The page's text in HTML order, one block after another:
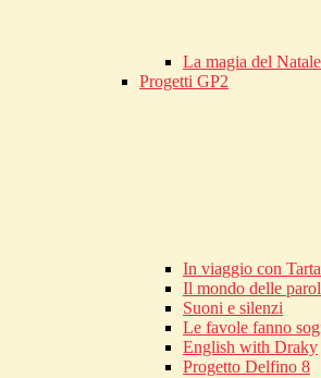
La magia del Natale
Progetti GP2
In viaggio con Tarta
Il mondo delle
Suoni e silenzi
Le favole fanno
English with Draky
Progetto Delfino 8